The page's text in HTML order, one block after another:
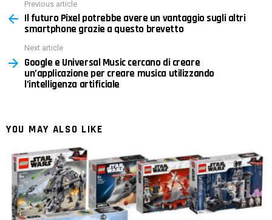
more
Previous article
Il futuro Pixel potrebbe avere un vantaggio sugli altri
smartphone grazie a questo brevetto
Next article
Google e Universal Music cercano di creare
un’applicazione per creare musica utilizzando
l’intelligenza artificiale
YOU MAY ALSO LIKE